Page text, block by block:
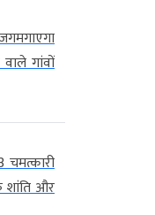
गांवों
शांति और